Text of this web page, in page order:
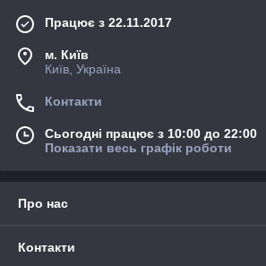
Працює з 22.11.2017
м. Київ
Київ, Україна
Контакти
Сьогодні працює з 10:00 до 22:00
Показати весь графік роботи
Про нас
Контакти